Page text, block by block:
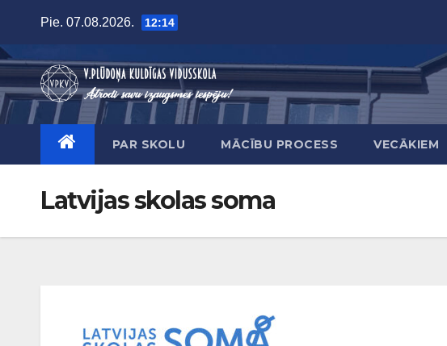
content
Pie. 07.08.2026. 12:14
PAR SKOLU MĀCĪBU PROCESS VECĀKIEM
Latvijas skolas soma